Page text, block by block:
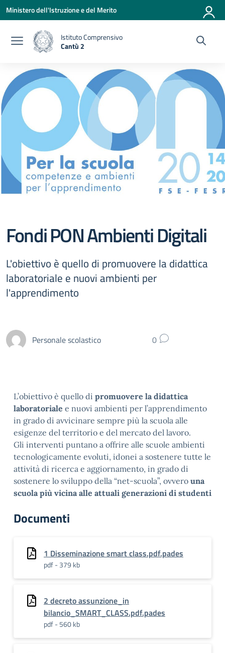
Vai ai contenuti
Vai al menu di navigazione
Vai al footer
Ministero dell'Istruzione e del Merito
Istituto Comprensivo
Cantù 2
Fondi PON Ambienti Digitali
L'obiettivo è quello di promuovere la didattica
laboratoriale e nuovi ambienti per
l'apprendimento
Personale scolastico 0
L’obiettivo è quello di promuovere la didattica
laboratoriale e nuovi ambienti per l’apprendimento
in grado di avvicinare sempre più la scuola alle
esigenze del territorio e del mercato del lavoro.
Gli interventi puntano a offrire alle scuole ambienti
tecnologicamente evoluti, idonei a sostenere tutte le
attività di ricerca e aggiornamento, in grado di
sostenere lo sviluppo della “net-scuola”, ovvero una
scuola più vicina alle attuali generazioni di studenti
Documenti
1 Disseminazione smart class.pdf.pades
pdf - 379 kb
2 decreto assunzione_in
bilancio_SMART_CLASS.pdf.pades
pdf - 560 kb